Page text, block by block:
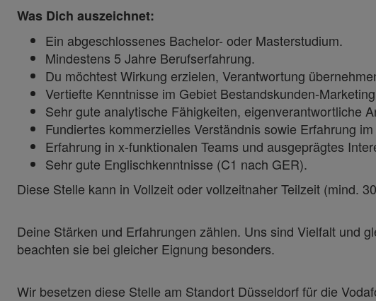
Was Dich auszeichnet:
Ein abgeschlossenes Bachelor- oder Masterstudium.
Mindestens 5 Jahre Berufserfahrung.
Du möchtest Wirkung erzielen, Verantwortung
Vertiefte Kenntnisse im Gebiet Bestandskunden-
Sehr gute analytische Fähigkeiten, eigenverantwortliche
Fundiertes kommerzielles Verständnis sowie Erfahrung
Erfahrung in x-funktionalen Teams und ausgeprägtes
Sehr gute Englischkenntnisse (C1 nach GER).
Diese Stelle kann in Vollzeit oder vollzeitnaher Teilzeit (mind.
Deine Stärken und Erfahrungen zählen. Uns sind Vielfalt und
beachten sie bei gleicher Eignung besonders.
Wir besetzen diese Stelle am Standort Düsseldorf für die